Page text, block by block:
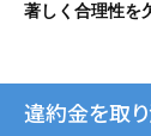
著しく合理性を
違約金を取